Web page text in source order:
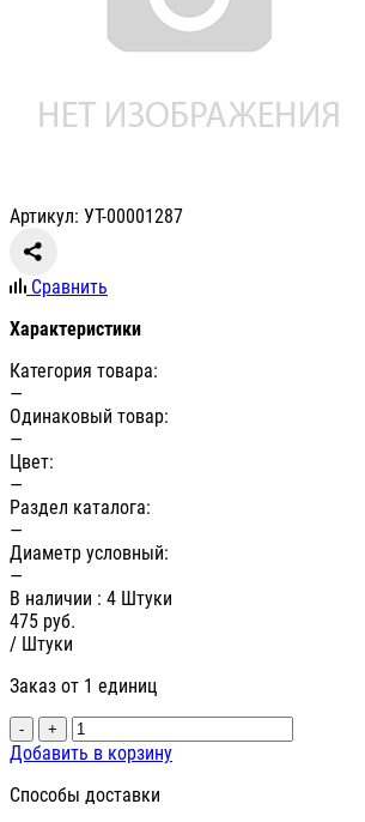
Артикул: УТ-00001287
Сравнить
Характеристики
Категория товара:
—
Одинаковый товар:
—
Цвет:
—
Раздел каталога:
—
Диаметр условный:
—
В наличии : 4 Штуки
475 руб.
/ Штуки
Заказ от 1 единиц
- +
Добавить в корзину
Способы доставки